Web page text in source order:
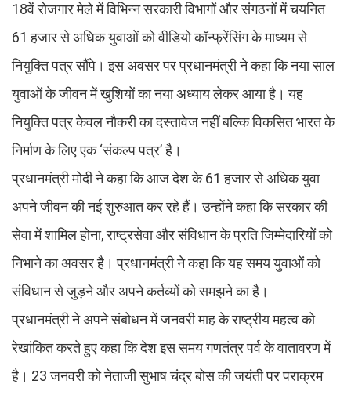
18वें रोजगार मेले में विभिन्न सरकारी विभागों और संगठनों में चयनित
61 हजार से अधिक युवाओं को वीडियो कॉन्फ्रेंसिंग के माध्यम से
नियुक्ति पत्र सौंपे। इस अवसर पर प्रधानमंत्री ने कहा कि नया साल
युवाओं के जीवन में खुशियों का नया अध्याय लेकर आया है। यह
नियुक्ति पत्र केवल नौकरी का दस्तावेज नहीं बल्कि विकसित भारत के
निर्माण के लिए एक ‘संकल्प पत्र’ है।
प्रधानमंत्री मोदी ने कहा कि आज देश के 61 हजार से अधिक युवा
अपने जीवन की नई शुरुआत कर रहे हैं। उन्होंने कहा कि सरकार की
सेवा में शामिल होना, राष्ट्रसेवा और संविधान के प्रति जिम्मेदारियों को
निभाने का अवसर है। प्रधानमंत्री ने कहा कि यह समय युवाओं को
संविधान से जुड़ने और अपने कर्तव्यों को समझने का है।
प्रधानमंत्री ने अपने संबोधन में जनवरी माह के राष्ट्रीय महत्व को
रेखांकित करते हुए कहा कि देश इस समय गणतंत्र पर्व के वातावरण में
है। 23 जनवरी को नेताजी सुभाष चंद्र बोस की जयंती पर पराक्रम